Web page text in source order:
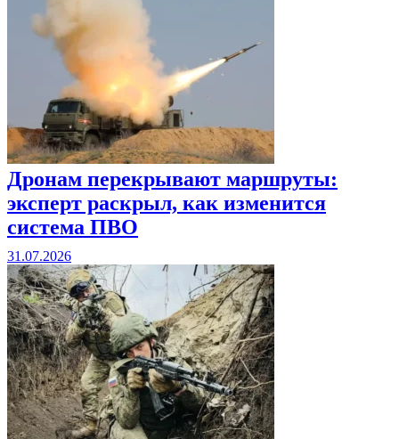
Дронам перекрывают маршруты:
эксперт раскрыл, как изменится
система ПВО
31.07.2026